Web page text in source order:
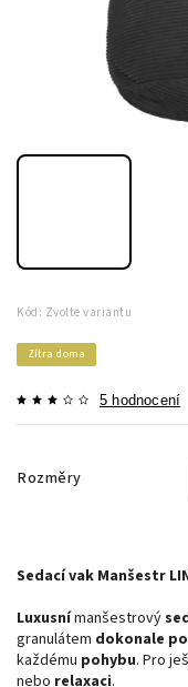
Kód: Zvolte variantu
Zítra doma
5 hodnocení
Rozměry
Sedací vak Manšestr
Luxusnímanšestrový
granulátem dokonale
každému pohybu. Pro
nebo relaxaci.